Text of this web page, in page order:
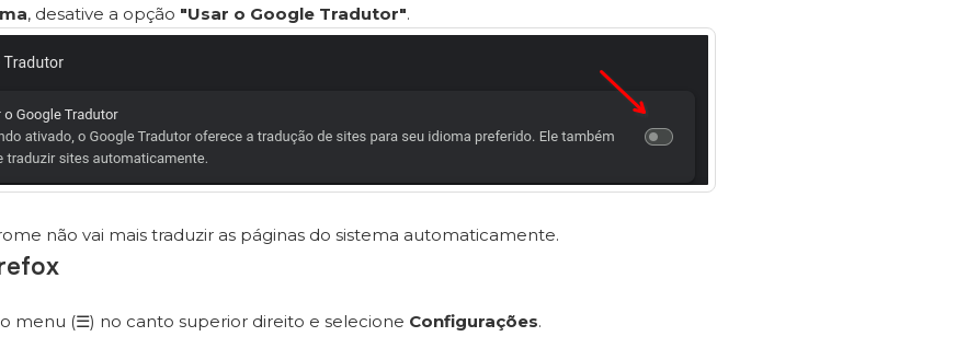
, desative a opção "Usar o Google Tradutor".
não vai mais traduzir as páginas do sistema automaticamente.
menu (☰) no canto superior direito e selecione Configurações.